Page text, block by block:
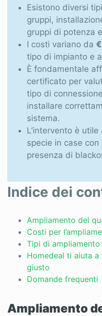
Sei un professionista?
Accedi
Esistono diversi
gruppi,
gruppi di potenza
I costi variano da
tipo di impianto e
È fondamentale
certificato per
tipo di
installare
sistema.
L’intervento è
specie in case
presenza di
Indice dei
Ampliamento del
Costi per
Tipi di
Homedeal ti aiuta
giusto
Domande frequenti
Ampliamento